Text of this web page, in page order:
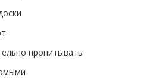
пропитывать